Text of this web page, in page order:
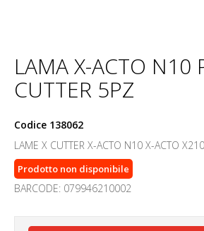
LAMA X-ACTO N10
CUTTER 5PZ
Codice 138062
LAME X CUTTER X-ACTO N10 X-ACTO
Prodotto non disponibile
BARCODE: 079946210002